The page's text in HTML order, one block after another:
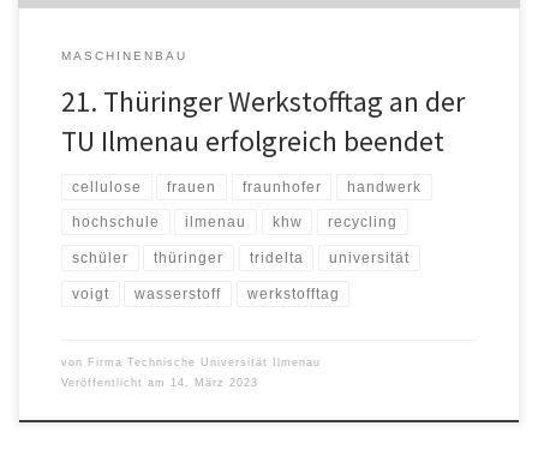
MASCHINENBAU
21. Thüringer Werkstofftag an der
TU Ilmenau erfolgreich beendet
cellulose frauen fraunhofer handwerk
hochschule ilmenau khw recycling
schüler thüringer tridelta universität
voigt wasserstoff werkstofftag
von Firma Technische Universität Ilmenau
Veröffentlicht am
14. März 2023